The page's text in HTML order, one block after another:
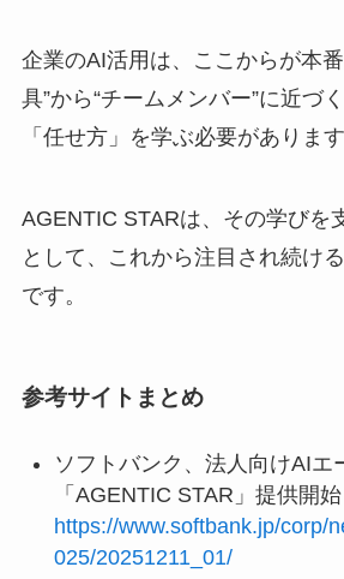
企業のAI活用は、ここからが本
具”から“チームメンバー”に近づ
「任せ方」を学ぶ必要があります
AGENTIC STARは、その学びを
として、これから注目され続け
です。
参考サイトまとめ
ソフトバンク、法人向けAIエ
「AGENTIC STAR」提供開始
https://www.softbank.jp/corp/
025/20251211_01/